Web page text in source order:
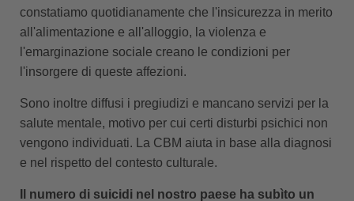
constatiamo quotidianamente che l'insicurezza in merito
all'alimentazione e all'alloggio, la violenza e
l'emarginazione sociale creano le condizioni per
l'insorgere di queste affezioni.
Sono inoltre diffusi i pregiudizi e mancano servizi per la
salute mentale, motivo per cui certi disturbi psichici non
vengono individuati. La CBM aiuta in base alla diagnosi
e nel rispetto del contesto culturale.
Il numero di suicidi nel nostro paese ha subìto un